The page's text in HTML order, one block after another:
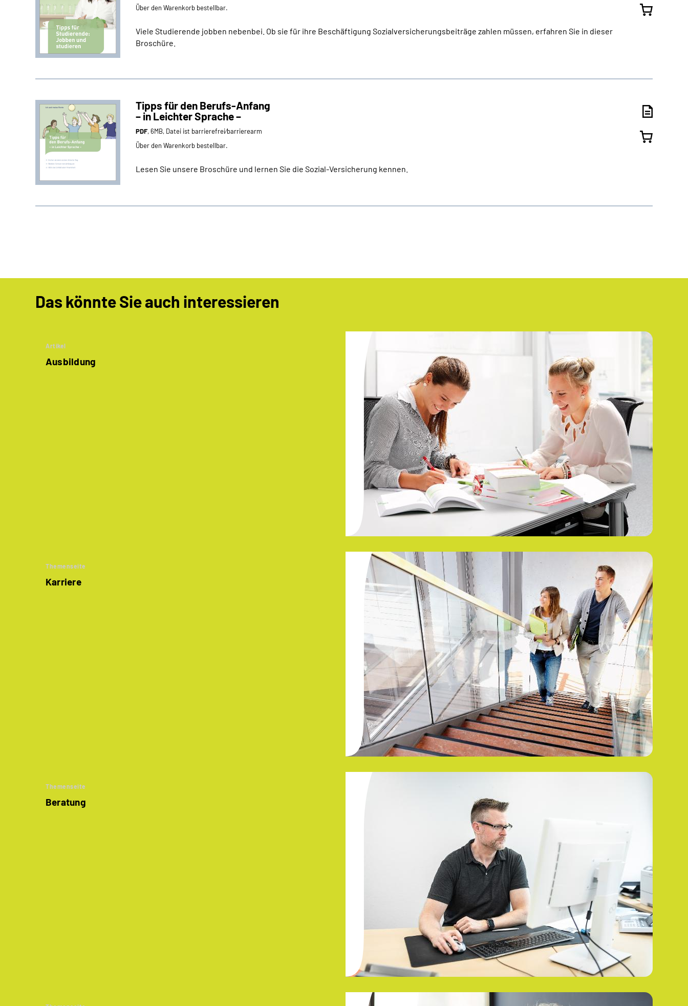
Über den Warenkorb bestellbar.
Viele Studierende jobben nebenbei. Ob sie für ihre Beschäftigung Sozialversicherungsbeiträge zahlen müssen, erfahren Sie in dieser
Broschüre.
Tipps für den Berufs-Anfang
– in Leichter Sprache –
PDF, 6MB, Datei ist barrierefrei⁄barrierearm
Über den Warenkorb bestellbar.
Lesen Sie unsere Broschüre und lernen Sie die Sozial-Versicherung kennen.
Das könnte Sie auch interessieren
Artikel
Ausbildung
Themenseite
Karriere
Themenseite
Beratung